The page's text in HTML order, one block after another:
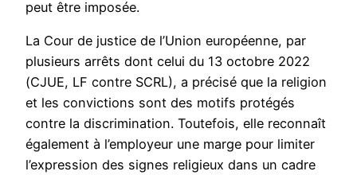
peut être imposée.
La Cour de justice de l’Union européenne, par
plusieurs arrêts dont celui du 13 octobre 2022
(CJUE, LF contre SCRL), a précisé que la religion
et les convictions sont des motifs protégés
contre la discrimination. Toutefois, elle reconnaît
également à l’employeur une marge pour limiter
l’expression des signes religieux dans un cadre